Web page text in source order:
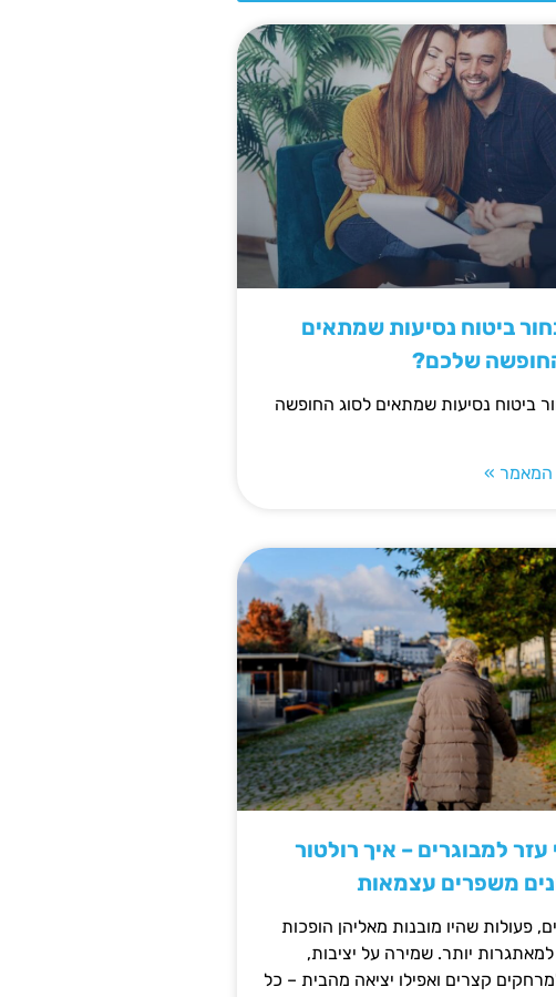
ביטוח נסיעות שמתאים
שלכם?
ביטוח נסיעות שמתאים לסוג החופשה
המאמר »
עזר למבוגרים – איך רולטור
משפרים עצמאות
פעולות שהיו מובנות מאליהן הופכות
יותר. שמירה על יציבות,
קצרים ואפילו יציאה מהבית – כל